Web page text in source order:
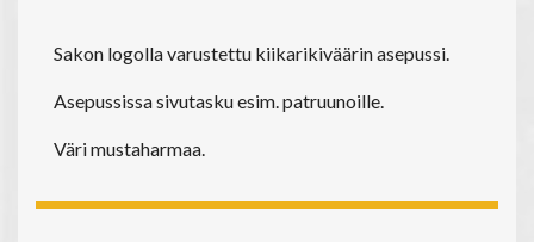
Sakon logolla varustettu kiikarikiväärin asepussi.
Asepussissa sivutasku esim. patruunoille.
Väri mustaharmaa.